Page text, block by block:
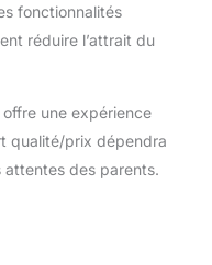
fonctionnalités
réduire l’attrait du
une expérience
qualité/prix dépendra
attentes des parents.